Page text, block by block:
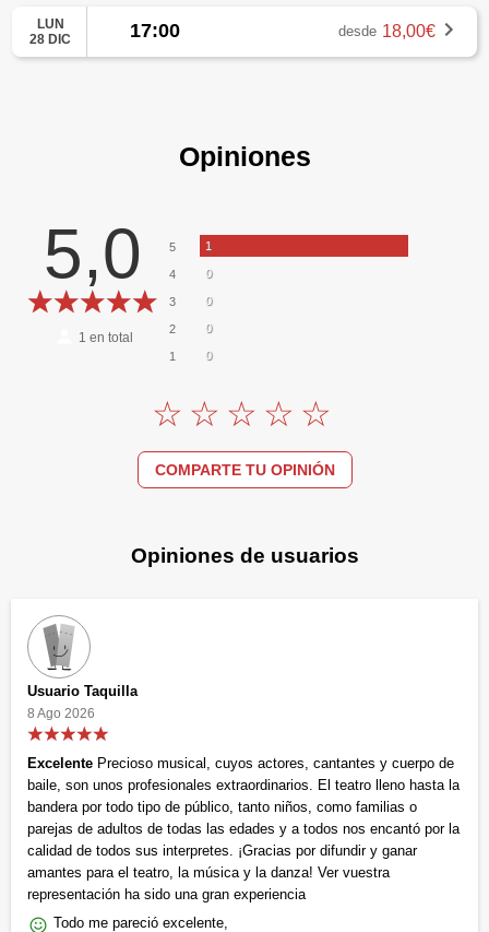
LUN
28 DIC
17:00 desde 18,00€
Opiniones
5,0
1 en total
5 1
4 0
3 0
2 0
1 0
COMPARTE TU OPINIÓN
Opiniones de usuarios
Usuario Taquilla
8 Ago 2026
Excelente Precioso musical, cuyos actores, cantantes y cuerpo de
baile, son unos profesionales extraordinarios. El teatro lleno hasta la
bandera por todo tipo de público, tanto niños, como familias o
parejas de adultos de todas las edades y a todos nos encantó por la
calidad de todos sus interpretes. ¡Gracias por difundir y ganar
amantes para el teatro, la música y la danza! Ver vuestra
representación ha sido una gran experiencia
Todo me pareció excelente,